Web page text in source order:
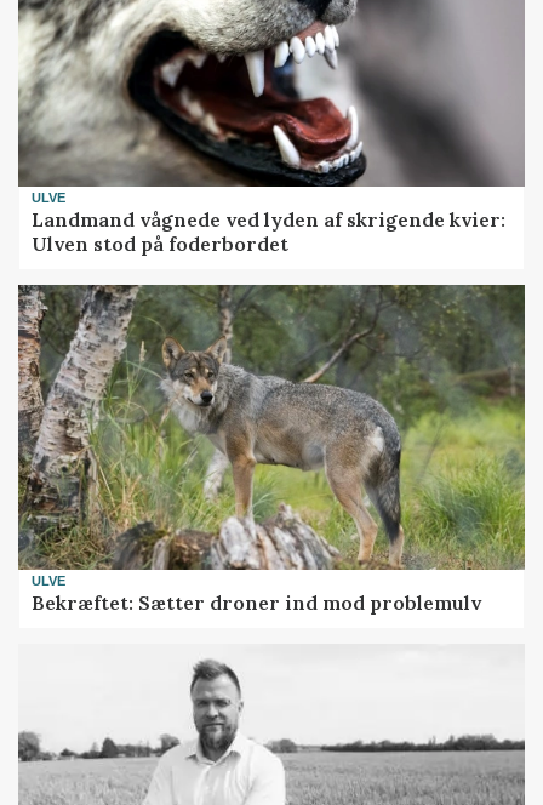
ULVE
Landmand vågnede ved lyden af skrigende kvier:
Ulven stod på foderbordet
ULVE
Bekræftet: Sætter droner ind mod problemulv